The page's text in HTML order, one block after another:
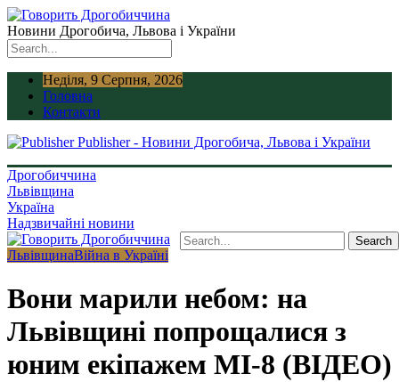
Новини Дрогобича, Львова і України
Неділя, 9 Серпня, 2026
Головна
Контакти
Publisher - Новини Дрогобича, Львова і України
Дрогобиччина
Львівщина
Україна
Надзвичайні новини
ЛьвівщинаВійна в Україні
Вони марили небом: на
Львівщині попрощалися з
юним екіпажем МІ-8 (ВІДЕО)